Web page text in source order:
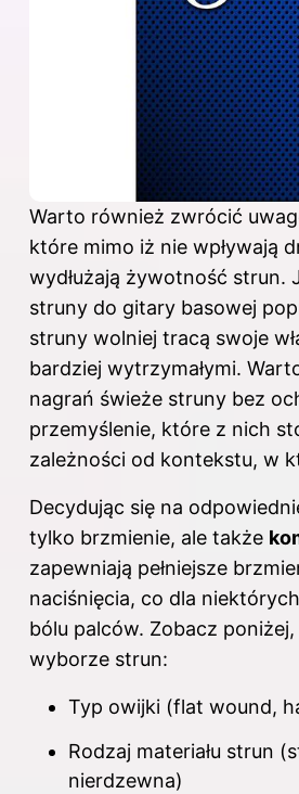
Warto również zwrócić
które mimo iż nie wpływają
wydłużają żywotność
struny do gitary basowej
struny wolniej tracą swoje
bardziej wytrzymałymi.
nagrań świeże struny bez
przemyślenie, które z nich
zależności od kontekstu, w
Decydując się na
tylko brzmienie, ale także
zapewniają pełniejsze
naciśnięcia, co dla
bólu palców. Zobacz
wyborze strun:
Typ owijki (flat wound,
Rodzaj materiału strun
nierdzewna)